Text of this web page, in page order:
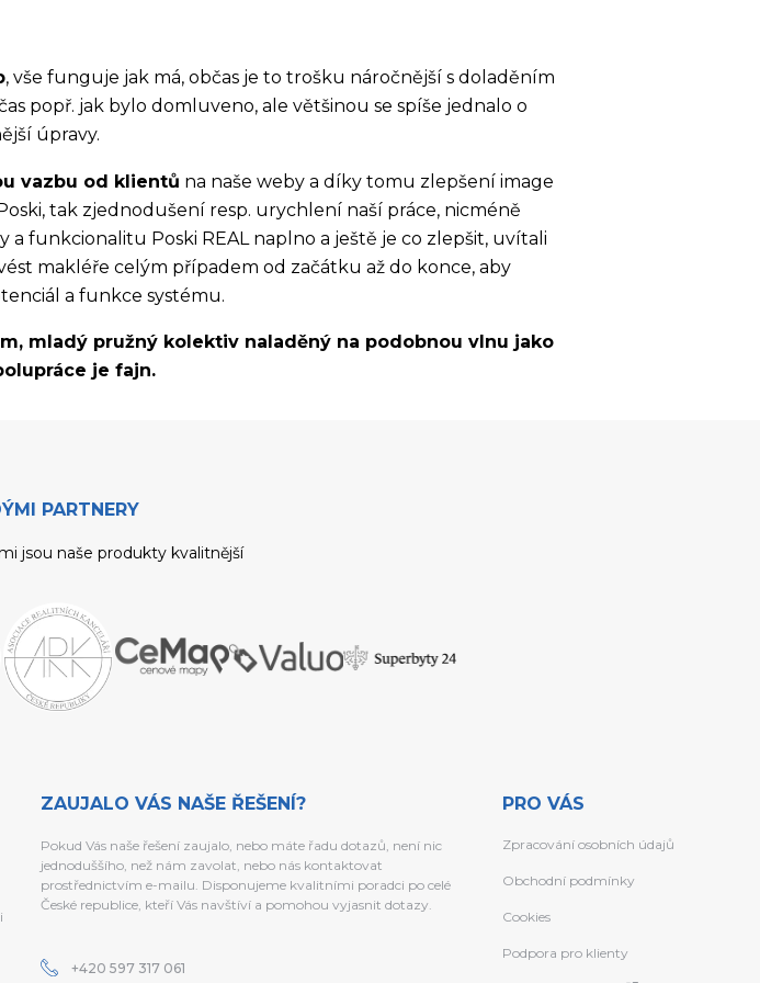
, vše funguje jak má, občas je to trošku náročnější s doladěním
popř. jak bylo domluveno, ale většinou se spíše jednalo o
úpravy.
vazbu od klientů na naše weby a díky tomu zlepšení image
tak zjednodušení resp. urychlení naší práce, nicméně
a funkcionalitu Poski REAL naplno a ještě je co zlepšit, uvítali
makléře celým případem od začátku až do konce, aby
a funkce systému.
mladý pružný kolektiv naladěný na podobnou vlnu jako
je fajn.
PARTNERY
jsou naše produkty kvalitnější
ZAUJALO VÁS NAŠE ŘEŠENÍ?
Pokud Vás naše řešení zaujalo, nebo máte řadu dotazů, není nic
jednoduššího, než nám zavolat, nebo nás kontaktovat
prostřednictvím e-mailu. Disponujeme kvalitními poradci po celé
České republice, kteří Vás navštíví a pomohou vyjasnit dotazy.
+420 597 317 061
PRO VÁS
Zpracování osobních údajů
Obchodní podmínky
Cookies
Podpora pro klienty